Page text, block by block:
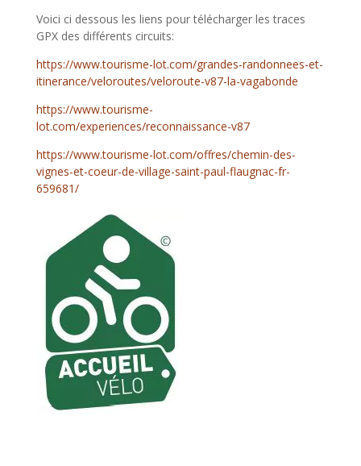
Voici ci dessous les liens pour télécharger les traces
GPX des différents circuits:
https://www.tourisme-lot.com/grandes-randonnees-et-
itinerance/veloroutes/veloroute-v87-la-vagabonde
https://www.tourisme-
lot.com/experiences/reconnaissance-v87
https://www.tourisme-lot.com/offres/chemin-des-
vignes-et-coeur-de-village-saint-paul-flaugnac-fr-
659681/